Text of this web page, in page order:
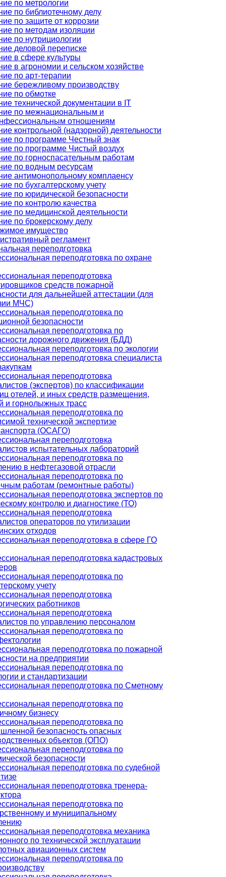
по метрологии
по библиотечному делу
по защите от коррозии
по методам изоляции
по нутрициологии
деловой переписке
в сфере культуры
в агрономии и сельском хозяйстве
по арт-терапии
бережливому производству
по обмотке
технической документации в IT
по межнациональным и
отношениям
контрольной (надзорной) деятельности
по программе Честный знак
по программе Чистый воздух
по горноспасательным работам
по водным ресурсам
антимонопольному комплаенсу
по бухгалтерскому учету
по юридической безопасности
по контролю качества
по медицинской деятельности
по брокерскому делу
имущество
регламент
переподготовка
переподготовка по охране
переподготовка
средств пожарной
для дальнейшей аттестации (для
МЧС)
переподготовка по
безопасности
переподготовка по
дорожного движения (БДД)
переподготовка по экологии
переподготовка специалиста
переподготовка
(экспертов) по классификации
отелей, и иных средств размещения,
и горнолыжных трасс
переподготовка по
технической экспертизе
(ОСАГО)
переподготовка
испытательных лабораторий
переподготовка по
в нефтегазовой отрасли
переподготовка по
работам (ремонтные работы)
переподготовка экспертов по
контролю и диагностике (ТО)
переподготовка
операторов по утилизации
отходов
переподготовка в сфере ГО
переподготовка кадастровых
переподготовка по
учету
переподготовка
работников
переподготовка
по управлению персоналом
переподготовка по
переподготовка по пожарной
на предприятии
переподготовка по
и стандартизации
переподготовка по Сметному
переподготовка по
бизнесу
переподготовка по
безопасность опасных
объектов (ОПО)
переподготовка по
безопасности
переподготовка по судебной
переподготовка тренера-
переподготовка по
и муниципальному
переподготовка механика
по технической эксплуатации
авиационных систем
переподготовка по